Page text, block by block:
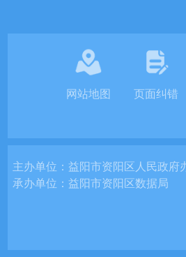
网站地图 页面纠错
主办单位：益阳市资阳区人民政府
承办单位：益阳市资阳区数据局